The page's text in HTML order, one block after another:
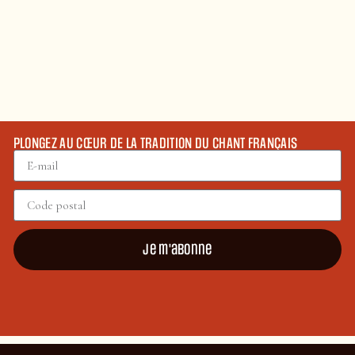
PLONGEZ AU CŒUR DE LA TRADITION DU CHANT FRANÇAIS
Je m'abonne